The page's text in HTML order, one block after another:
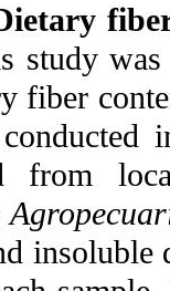
study
fiber
from
insoluble